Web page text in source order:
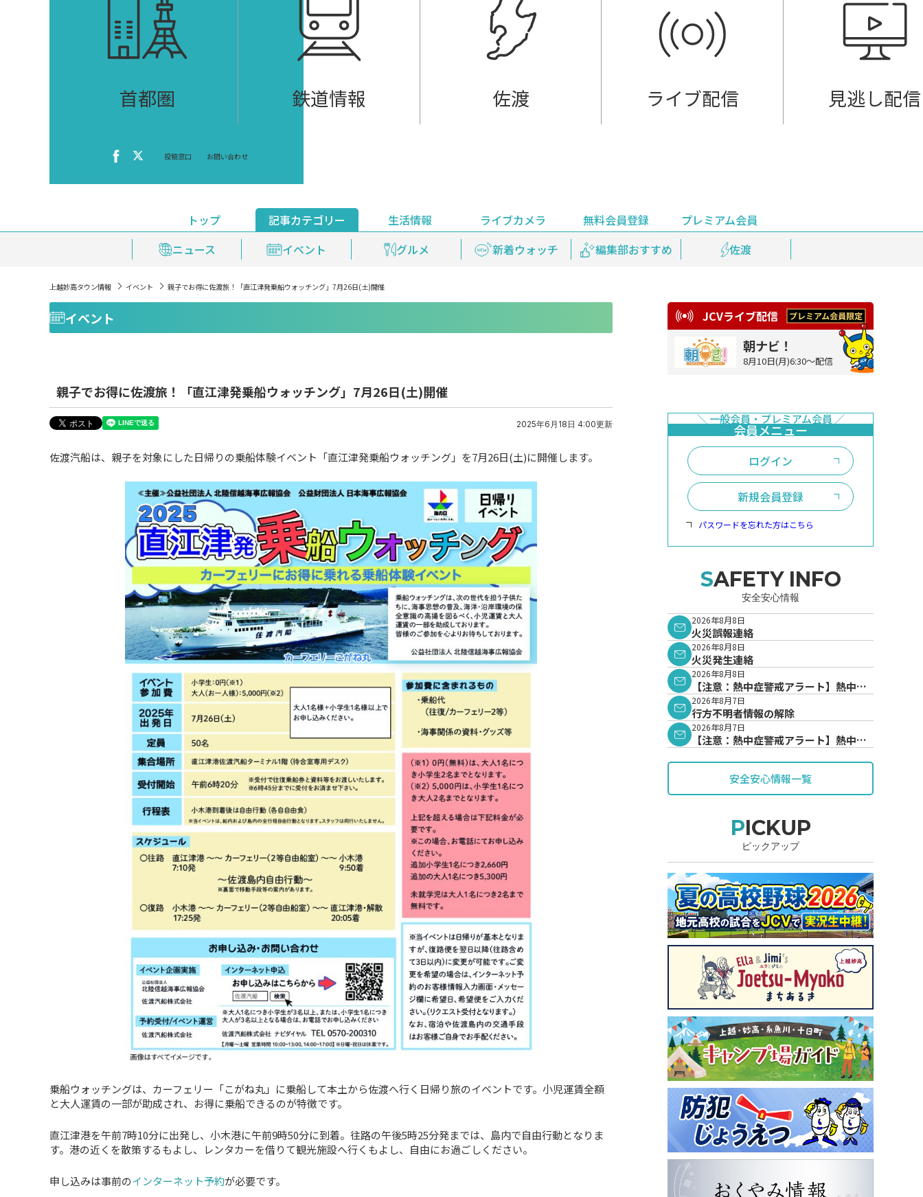
首都圏 鉄道情報 佐渡 ライブ配信 見逃し配信
投稿窓口 お問い合わせ
トップ
記事カテゴリー
ニュース
イベント グルメ 新着ウォッチ 編集部おすすめ 佐渡
生活情報
おくやみ情報
安全安心情報 天気 上越妙高百景 鉄道情報
ライブカメラ 無料会員登録
プレミアム会員
ライブ配信
見逃し配信 プレミアム会員登録
上越妙高タウン情報 イベント 親子でお得に佐渡旅！「直江津発乗船ウォッチング」7月26日(土)開催
イベント
親子でお得に佐渡旅！「直江津発乗船ウォッチング」7月26日(土)開催
2025年6月18日 4:00更新
佐渡汽船は、親子を対象にした日帰りの乗船体験イベント「直江津発乗船ウォッチング」を7月26日(土)に開催します。
乗船ウォッチングは、カーフェリー「こがね丸」に乗船して本土から佐渡へ行く日帰り旅のイベントです。小児運賃全額
と大人運賃の一部が助成され、お得に乗船できるのが特徴です。
直江津港を午前7時10分に出発し、小木港に午前9時50分に到着。往路の午後5時25分発までは、島内で自由行動となりま
す。港の近くを散策するもよし、レンタカーを借りて観光施設へ行くもよし、自由にお過ごしください。
申し込みは事前のインターネット予約が必要です。
JCVライブ配信
朝ナビ！
8月10日(月)6:30～配信
ログイン
新規会員登録
パスワードを忘れた方はこちら
SAFETY INFO
安全安心情報
2026年8月8日
火災誤報連絡
2026年8月8日
火災発生連絡
2026年8月8日
【注意：熱中症警戒アラート】熱中症
警戒アラートが発表されています。
2026年8月7日
行方不明者情報の解除
2026年8月7日
【注意：熱中症警戒アラート】熱中症
安全安心情報一覧
PICKUP
ピックアップ